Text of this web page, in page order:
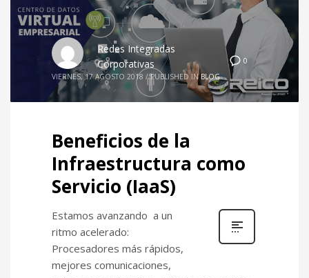
0
Redes Integradas
Corporativas
VIERNES, 17 AGOSTO 2018 / PUBLISHED IN BLOG
Beneficios de la
Infraestructura como
Servicio (IaaS)
Estamos avanzando a un
ritmo acelerado:
Procesadores más rápidos,
mejores comunicaciones,